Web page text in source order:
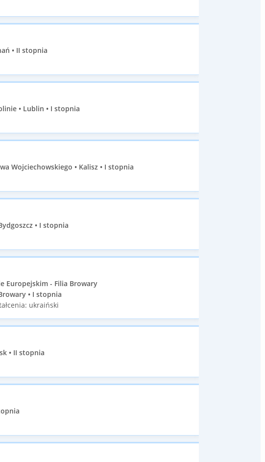
• II stopnia
• Lublin • I stopnia
Wojciechowskiego • Kalisz • I stopnia
• I stopnia
Europejskim - Filia Browary
• I stopnia
ukraiński
• II stopnia